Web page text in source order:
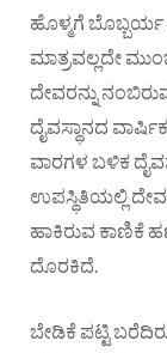
ಹೊಳ್ಮಗೆ ಬೊಬ್ಬರ್ಯ
ಮಾತ್ರವಲ್ಲದೇ
ದೇವರನ್ನು
ದೈವಸ್ಥಾನದ
ವಾರಗಳ ಬಳಿಕ
ಉಪಸ್ಥಿತಿಯಲ್ಲಿ
ಹಾಕಿರುವ ಕಾಣಿಕೆ
ದೊರಕಿದೆ.
ಬೇಡಿಕೆ ಪಟ್ಟಿ